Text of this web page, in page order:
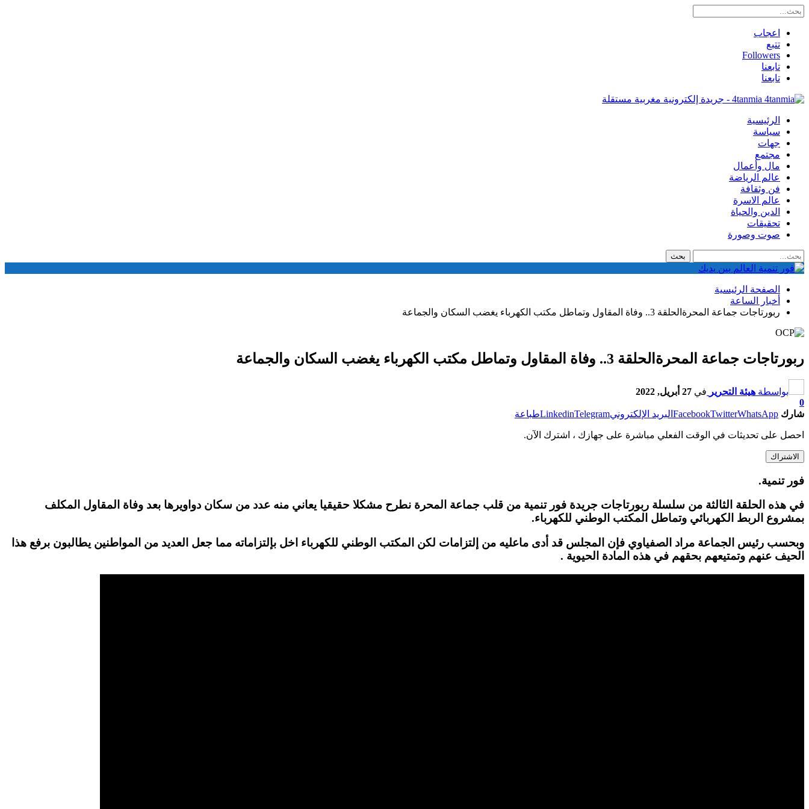
اعجاب
تتبع
Followers
تابعنا
تابعنا
4tanmia - جريدة إلكترونية مغربية مستقلة
الرئيسية
سياسة
جهات
مجتمع
مال وأعمال
عالم الرياضة
فن وثقافة
عالم الاسرة
الدين والحياة
تحقيقات
صوت وصورة
الصفحة الرئيسية
أخبار الساعة
ربورتاجات جماعة المحرةالحلقة 3.. وفاة المقاول وتماطل مكتب الكهرباء يغضب السكان والجماعة
ربورتاجات جماعة المحرةالحلقة 3.. وفاة المقاول وتماطل مكتب الكهرباء يغضب السكان والجماعة
بواسطة هيئة التحرير في 27 أبريل, 2022
0
شارك
FacebookTwitterWhatsApp البريد الإلكتروني LinkedinTelegram طباعة
احصل على تحديثات في الوقت الفعلي مباشرة على جهازك ، اشترك الآن.
الاشتراك
فور تنمية.
في هذه الحلقة الثالثة من سلسلة ربورتاجات جريدة فور تنمية من قلب جماعة المحرة نطرح مشكلا حقيقيا يعاني منه عدد من سكان دواويرها بعد وفاة المقاول المكلف
بمشروع الربط الكهربائي وتماطل المكتب الوطني للكهرباء.
وبحسب رئيس الجماعة مراد الصفياوي فإن المجلس قد أدى ماعليه من إلتزامات لكن المكتب الوطني للكهرباء اخل بإلتزاماته مما جعل العديد من المواطنين يطالبون برفع هذا
الحيف عنهم وتمتيعهم بحقهم في هذه المادة الحيوية .